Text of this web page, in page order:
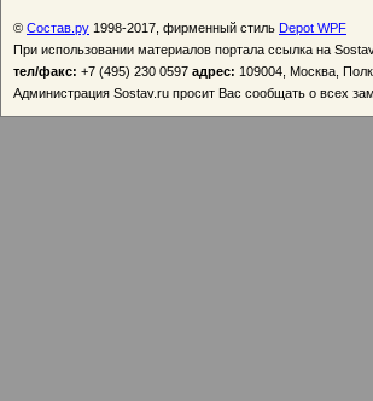
© Состав.ру 1998-2017, фирменный стиль Depot WPF
При использовании материалов портала ссылка на
тел/факс: +7 (495) 230 0597 адрес: 109004, Москва,
Администрация Sostav.ru просит Вас сообщать о всех